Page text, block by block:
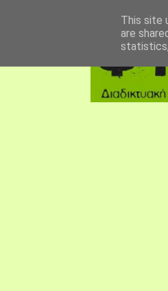
This site
are